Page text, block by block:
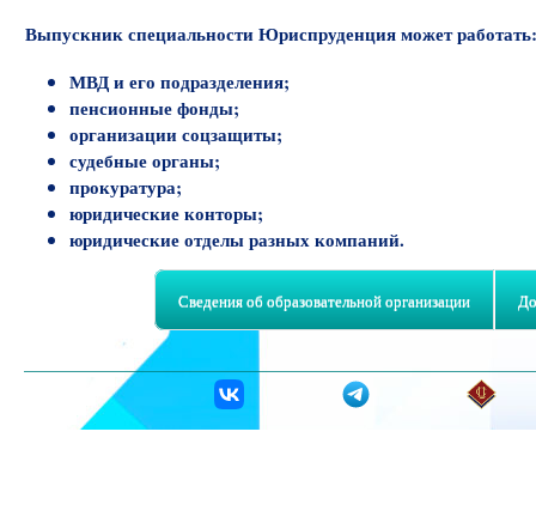
Выпускник специальности Юриспруденция может работать:
МВД и его подразделения;
пенсионные фонды;
организации соцзащиты;
судебные органы;
прокуратура;
юридические конторы;
юридические отделы разных компаний.
Сведения об образовательной организации